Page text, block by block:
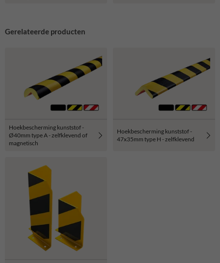
Gerelateerde producten
Hoekbescherming kunststof -
Ø40mm type A - zelfklevend of
magnetisch
Hoekbescherming kunststof -
47x35mm type H - zelfklevend